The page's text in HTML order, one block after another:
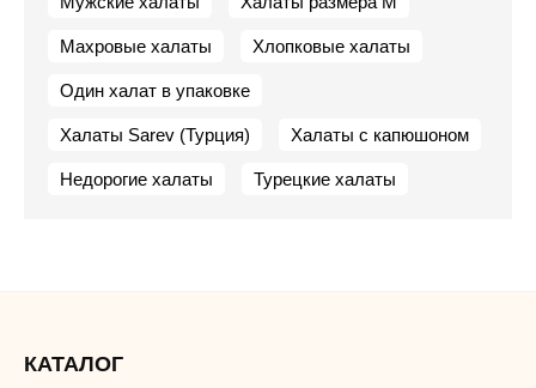
Махровые халаты Хлопковые халаты
Один халат в упаковке
Халаты Sarev (Турция) Халаты с капюшоном
Недорогие халаты Турецкие халаты
КАТАЛОГ